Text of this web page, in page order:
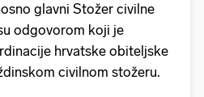
glavni Stožer civilne
odgovorom koji je
hrvatske obiteljske
civilnom stožeru.